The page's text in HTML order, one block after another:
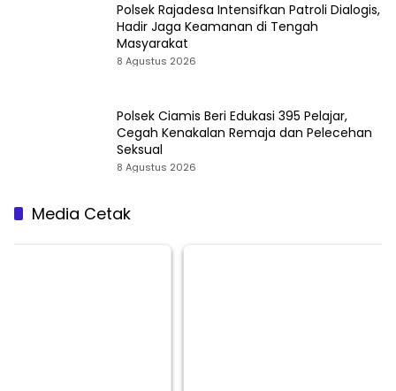
Polsek Rajadesa Intensifkan Patroli Dialogis,
Hadir Jaga Keamanan di Tengah
Masyarakat
8 Agustus 2026
Polsek Ciamis Beri Edukasi 395 Pelajar,
Cegah Kenakalan Remaja dan Pelecehan
Seksual
8 Agustus 2026
Media Cetak